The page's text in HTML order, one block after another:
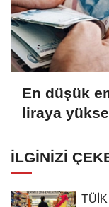
En düşük
liraya
İLGINIZI